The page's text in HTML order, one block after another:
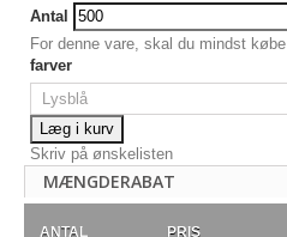
Antal
For denne vare, skal du mindst købe
farver
Læg i kurv
Skriv på ønskelisten
MÆNGDERABAT
ANTAL PRIS